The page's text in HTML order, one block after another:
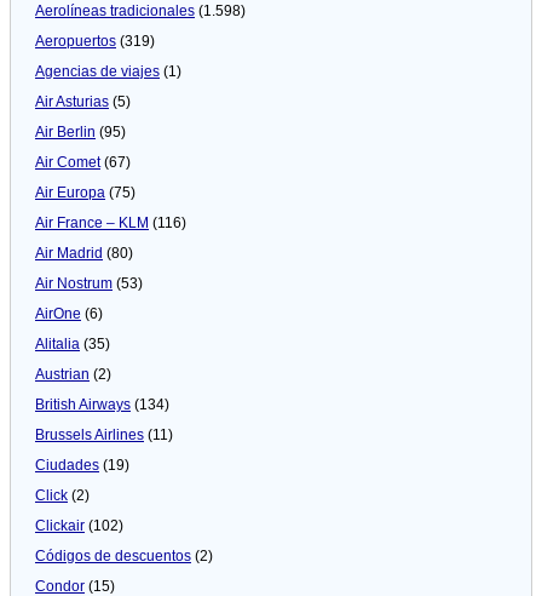
Aerolíneas tradicionales (1.598)
Aeropuertos (319)
Agencias de viajes (1)
Air Asturias (5)
Air Berlin (95)
Air Comet(67)
Air Europa (75)
Air France – KLM (116)
Air Madrid (80)
Air Nostrum (53)
AirOne (6)
Alitalia (35)
Austrian (2)
British Airways (134)
Brussels Airlines (11)
Ciudades (19)
Click (2)
Clickair (102)
Códigos de descuentos (2)
Condor (15)